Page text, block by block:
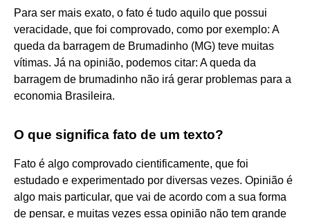
Para ser mais exato, o fato é tudo aquilo que possui
veracidade, que foi comprovado, como por exemplo: A
queda da barragem de Brumadinho (MG) teve muitas
vítimas. Já na opinião, podemos citar: A queda da
barragem de brumadinho não irá gerar problemas para a
economia Brasileira.
O que significa fato de um texto?
Fato é algo comprovado cientificamente, que foi
estudado e experimentado por diversas vezes. Opinião é
algo mais particular, que vai de acordo com a sua forma
de pensar, e muitas vezes essa opinião não tem grande